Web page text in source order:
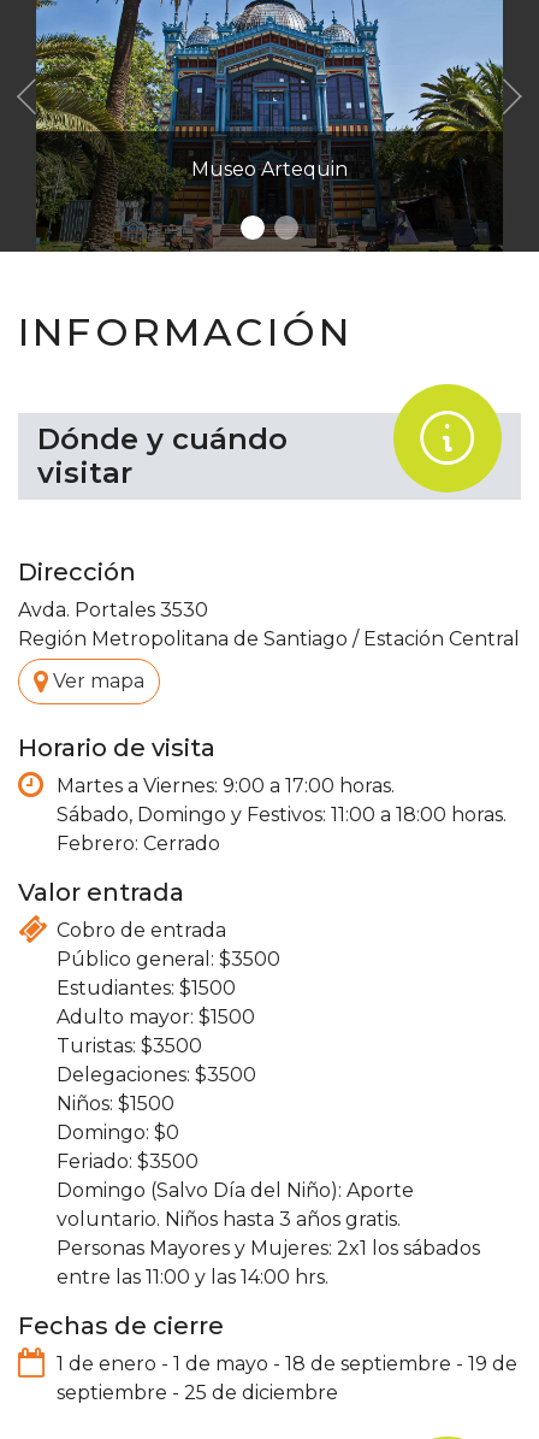
Museo Artequin
Anterior
INFORMACIÓN
Dónde y cuándo
visitar
.
Dirección
Avda. Portales 3530
Región Metropolitana de Santiago / Estación Central
. Ver mapa
Horario de visita
Martes a Viernes: 9:00 a 17:00 horas.
Sábado, Domingo y Festivos: 11:00 a 18:00 horas.
Febrero: Cerrado
Valor entrada
Cobro de entrada
3500
1500
1500
3500
3500
1500
0
3500
Domingo (Salvo Día del Niño): Aporte
voluntario. Niños hasta 3 años gratis.
Personas Mayores y Mujeres: 2x1 los sábados
entre las 11:00 y las 14:00 hrs.
Fechas de cierre
1 de enero - 1 de mayo - 18 de septiembre - 19 de
septiembre - 25 de diciembre